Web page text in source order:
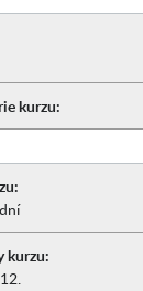
kurzu:
kurzu: